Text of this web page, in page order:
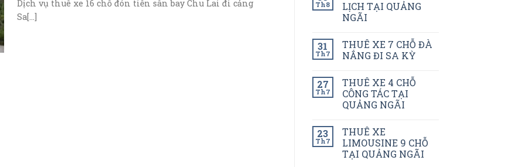
Dịch vụ thuê xe 16 chỗ đón tiễn sân bay Chu Lai đi cảng
Sa[...]
Th8
LỊCH TẠI QUẢNG
NGÃI
31
Th7
THUÊ XE 7 CHỖ ĐÀ
NẮNG ĐI SA KỲ
27
Th7
THUÊ XE 4 CHỖ
CÔNG TÁC TẠI
QUẢNG NGÃI
23
Th7
THUÊ XE
LIMOUSINE 9 CHỖ
TẠI QUẢNG NGÃI